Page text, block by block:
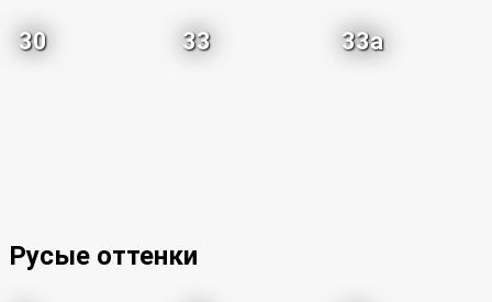
30 33 33a
Русые оттенки